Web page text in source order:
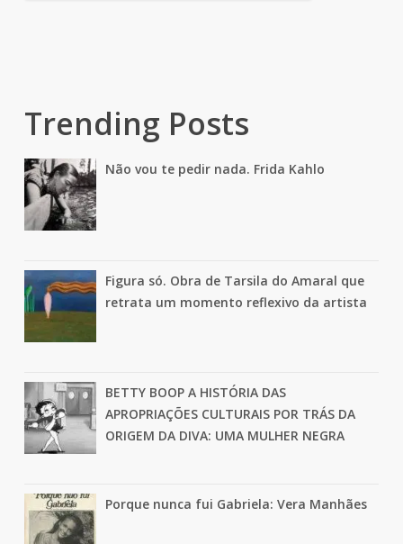
Trending Posts
Não vou te pedir nada. Frida Kahlo
Figura só. Obra de Tarsila do Amaral que
retrata um momento reflexivo da artista
BETTY BOOP A HISTÓRIA DAS
APROPRIAÇÕES CULTURAIS POR TRÁS DA
ORIGEM DA DIVA: UMA MULHER NEGRA
Porque nunca fui Gabriela: Vera Manhães